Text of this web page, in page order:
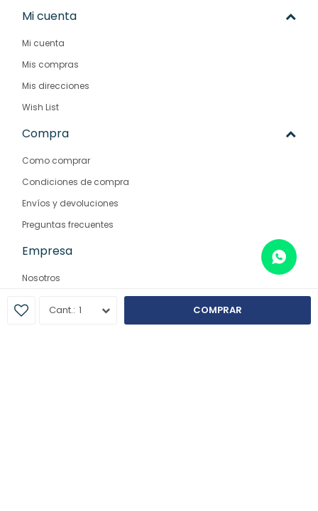
1 COMPRAR
Mi cuenta
Mi cuenta
Mis compras
Mis direcciones
Wish List
Compra
Como comprar
Condiciones de compra
Envíos y devoluciones
Preguntas frecuentes
Empresa
Nosotros